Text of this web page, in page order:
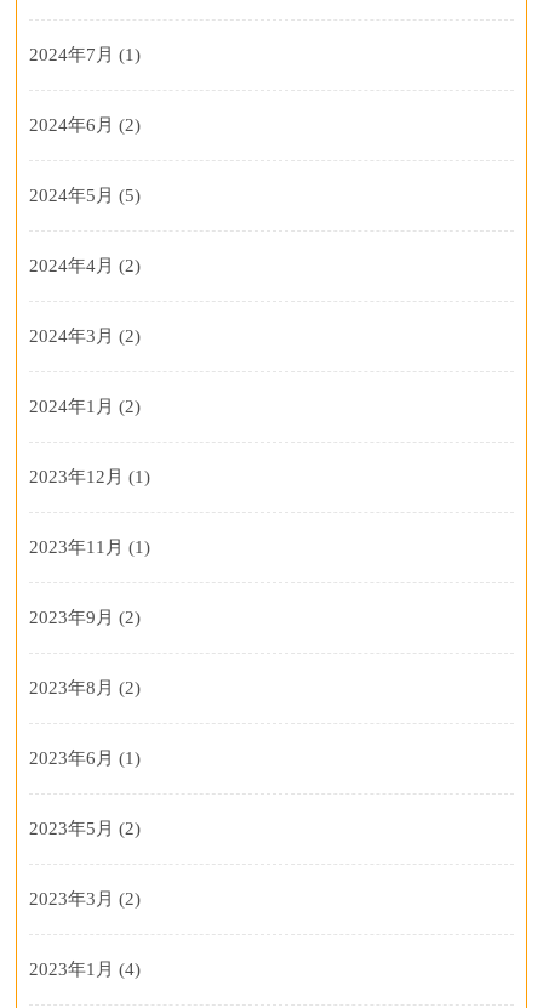
2024年7月 (1)
2024年6月 (2)
2024年5月 (5)
2024年4月 (2)
2024年3月 (2)
2024年1月 (2)
2023年12月 (1)
2023年11月 (1)
2023年9月 (2)
2023年8月 (2)
2023年6月 (1)
2023年5月 (2)
2023年3月 (2)
2023年1月 (4)